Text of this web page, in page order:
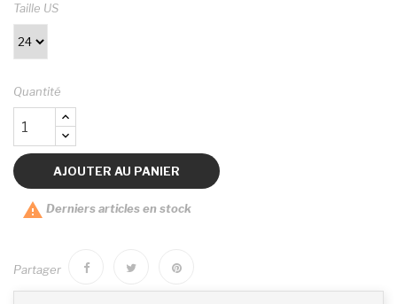
Taille US
Quantité
AJOUTER AU PANIER
 Derniers articles en stock
Partager